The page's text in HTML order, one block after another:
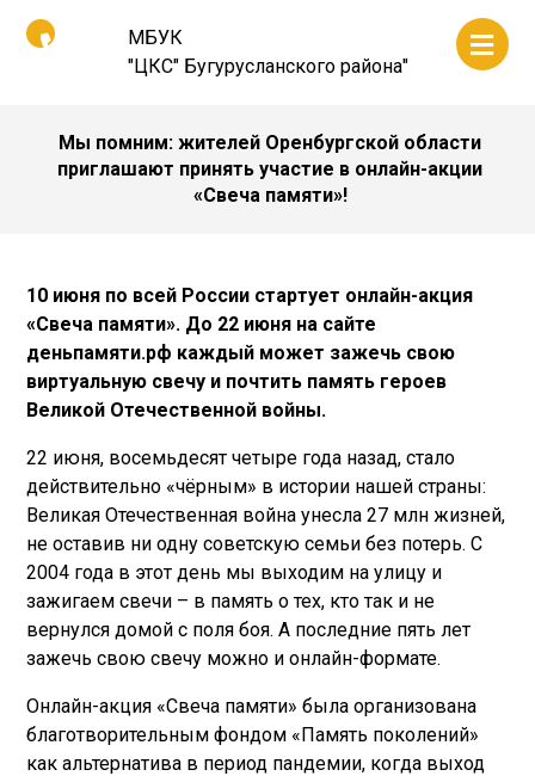
МБУК
"ЦКС" Бугурусланского района"
Мы помним: жителей Оренбургской области
приглашают принять участие в онлайн-акции
«Свеча памяти»!
10 июня по всей России стартует онлайн-акция
«Свеча памяти». До 22 июня на сайте
деньпамяти.рф каждый может зажечь свою
виртуальную свечу и почтить память героев
Великой Отечественной войны.
22 июня, восемьдесят четыре года назад, стало
действительно «чёрным» в истории нашей страны:
Великая Отечественная война унесла 27 млн жизней,
не оставив ни одну советскую семьи без потерь. С
2004 года в этот день мы выходим на улицу и
зажигаем свечи – в память о тех, кто так и не
вернулся домой с поля боя. А последние пять лет
зажечь свою свечу можно и онлайн-формате.
Онлайн-акция «Свеча памяти» была организована
благотворительным фондом «Память поколений»
как альтернатива в период пандемии, когда выход